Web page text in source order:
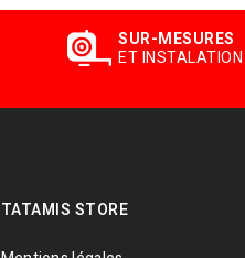
SUR-MESURES
ET INSTALATION
TATAMIS STORE